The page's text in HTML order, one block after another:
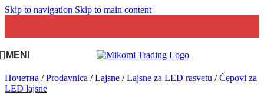
Skip to navigation Skip to main content
MENI
Почетна / Prodavnica / Lajsne / Lajsne za LED rasvetu / Čepovi za
LED lajsne